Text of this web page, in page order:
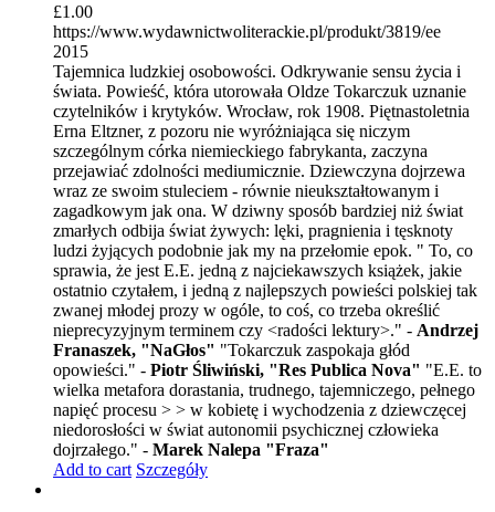
£1.00
https://www.wydawnictwoliterackie.pl/produkt/3819/ee
2015
Tajemnica ludzkiej osobowości. Odkrywanie sensu życia i
świata. Powieść, która utorowała Oldze Tokarczuk uznanie
czytelników i krytyków. Wrocław, rok 1908. Piętnastoletnia
Erna Eltzner, z pozoru nie wyróżniająca się niczym
szczególnym córka niemieckiego fabrykanta, zaczyna
przejawiać zdolności mediumicznie. Dziewczyna dojrzewa
wraz ze swoim stuleciem - równie nieukształtowanym i
zagadkowym jak ona. W dziwny sposób bardziej niż świat
zmarłych odbija świat żywych: lęki, pragnienia i tęsknoty
ludzi żyjących podobnie jak my na przełomie epok. " To, co
sprawia, że jest E.E. jedną z najciekawszych książek, jakie
ostatnio czytałem, i jedną z najlepszych powieści polskiej tak
zwanej młodej prozy w ogóle, to coś, co trzeba określić
nieprecyzyjnym terminem czy <radości lektury>." - Andrzej
Franaszek, "NaGłos" "Tokarczuk zaspokaja głód
opowieści." - Piotr Śliwiński, "Res Publica Nova" "E.E. to
wielka metafora dorastania, trudnego, tajemniczego, pełnego
napięć procesu > > w kobietę i wychodzenia z dziewczęcej
niedorosłości w świat autonomii psychicznej człowieka
dojrzałego." - Marek Nalepa "Fraza"
Add to cart Szczegóły